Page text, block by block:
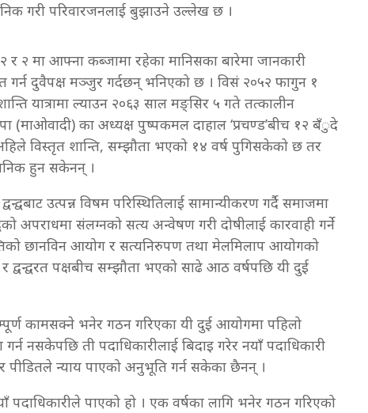
गरी परिवारजनलाई बुझाउने उल्लेख छ ।
र २ मा आफ्ना कब्जामा रहेका मानिसका बारेमा जानकारी
गर्न दुवैपक्ष मञ्जुर गर्दछन् भनिएको छ । विसं २०५२ फागुन १
यात्रामा ल्याउन २०६३ साल मङ्सिर ५ गते तत्कालीन
(माओवादी) का अध्यक्ष पुष्पकमल दाहाल ‘प्रचण्ड’बीच १२ बँुदे
विस्तृत शान्ति, सम्झौता भएको १४ वर्ष पुगिसकेको छ तर
हुन सकेनन् ।
उत्पन्न विषम परिस्थितिलाई सामान्यीकरण गर्दै समाजमा
अपराधमा संलग्नको सत्य अन्वेषण गरी दोषीलाई कारवाही गर्ने
छानविन आयोग र सत्यनिरुपण तथा मेलमिलाप आयोगको
पक्षबीच सम्झौता भएको साढे आठ वर्षपछि यी दुई
कामसक्ने भनेर गठन गरिएका यी दुई आयोगमा पहिलो
नसकेपछि ती पदाधिकारीलाई बिदाइ गरेर नयाँ पदाधिकारी
पीडितले न्याय पाएको अनुभूति गर्न सकेका छैनन् ।
पाएको हो । एक वर्षका लागि भनेर गठन गरिएको